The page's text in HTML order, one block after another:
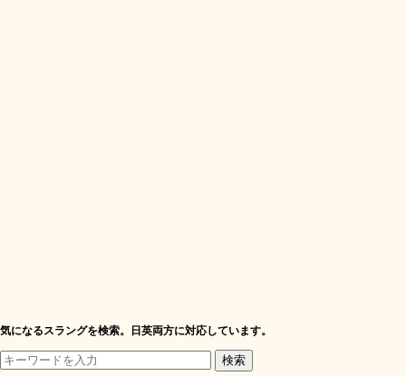
気になるスラングを検索。日英両方に対応しています。